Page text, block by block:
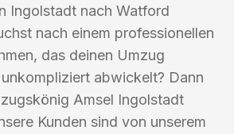
Ingolstadt nach Watford
nach einem professionellen
das deinen Umzug
abwickelt? Dann
Amsel Ingolstadt
Kunden sind von unserem